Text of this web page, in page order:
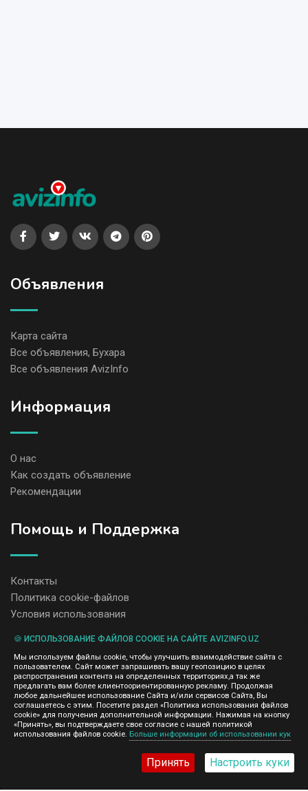
Объявления
Карта сайта
Все объявления, Бухара
Все объявления AvizInfo
Информация
О нас
Как создать объявление
Рекомендации
Помощь и Поддержка
Контакты
Политика cookie-файлов
Условия использования
содержание размещенных объявлений.
Мы ценим конфиденциальность наших пользователей. Мы не
передаем и не продаем личную информацию зарегистрированных
пользователей AvizInfo.uz третьим лицам. Мы не отвечаем за
правила конфиденциальности сайтов на которые ссылается
AvizInfo.uz. На некоторых страницах нашего сайта представлена
реклама Google Adsense Advertising Network. Чтобы узнать
подробней о правилах конфиденциальности Googleнажмите тут
🍪 ИСПОЛЬЗОВАНИЕ ФАЙЛОВ COOKIE НА САЙТЕ AVIZINFO.UZ
Мы используем файлы cookie, чтобы улучшить взаимодействие сайта с
пользователем. Сайт может запрашивать вашу геопозицию в целях
распространения контента на определенных территориях,а так же
предлагать вам более клиентоориентированную рекламу. Продолжая
любое дальнейшее использование Сайта и/или сервисов Сайта, Вы
соглашаетесь с этим. Посетите раздел «Политика использования файлов
cookie» для получения дополнительной информации. Нажимая на кнопку
«Принять», вы подтверждаете свое согласие с нашей политикой
использования файлов cookie. Больше информации об использовании кук
Принять Настроить куки